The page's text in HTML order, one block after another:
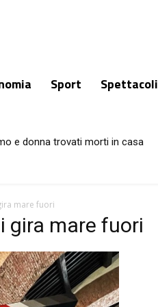
Sport Spettacoli
e donna trovati morti in casa
mare fuori
gira mare fuori